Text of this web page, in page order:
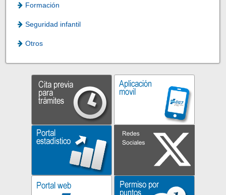
Formación
Seguridad infantil
Otros